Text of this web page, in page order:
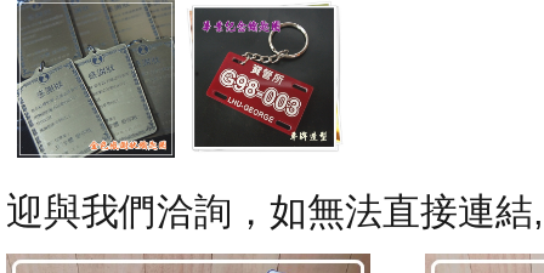
迎與我們洽詢，如無法直接連